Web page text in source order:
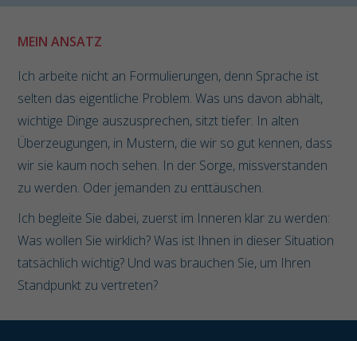
MEIN ANSATZ
Ich arbeite nicht an Formulierungen, denn Sprache ist
selten das eigentliche Problem. Was uns davon abhält,
wichtige Dinge auszusprechen, sitzt tiefer. In alten
Überzeugungen, in Mustern, die wir so gut kennen, dass
wir sie kaum noch sehen. In der Sorge, missverstanden
zu werden. Oder jemanden zu enttäuschen.
Ich begleite Sie dabei, zuerst im Inneren klar zu werden:
Was wollen Sie wirklich? Was ist Ihnen in dieser Situation
tatsächlich wichtig? Und was brauchen Sie, um Ihren
Standpunkt zu vertreten?